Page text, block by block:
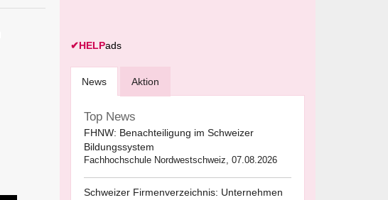
✔HELPads
News Aktion
Top News
FHNW: Benachteiligung im Schweizer
Bildungssystem
Fachhochschule Nordwestschweiz, 07.08.2026
Schweizer Firmenverzeichnis: Unternehmen